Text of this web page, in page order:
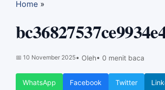
Home »
📅 10 November 2025• Oleh• 0 menit baca
WhatsApp Facebook Twitter